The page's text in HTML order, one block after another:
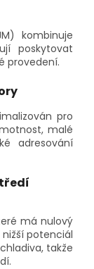
kombinuje
poskytovat
provedení.
pro
malé
adresování
má nulový
potenciál
takže